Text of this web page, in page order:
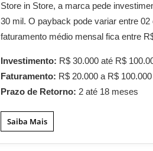
Store in Store, a marca pede
30 mil. O payback pode variar entre
faturamento médio mensal fica entre
Investimento: R$ 30.000 até R$
Faturamento: R$ 20.000 a R$ 100.000
Prazo de Retorno: 2 até 18 meses
Saiba Mais